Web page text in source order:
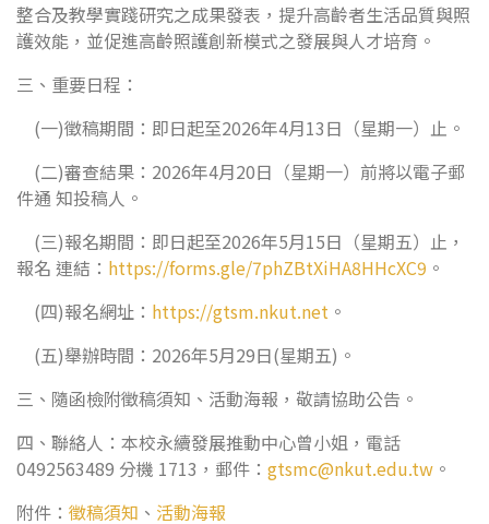
整合及教學實踐研究之成果發表，提升高齡者生活品質與照
護效能，並促進高齡照護創新模式之發展與人才培育。
三、重要日程：
(一)徵稿期間：即日起至2026年4月13日（星期一）止。
(二)審查結果：2026年4月20日（星期一）前將以電子郵
件通 知投稿人。
(三)報名期間：即日起至2026年5月15日（星期五）止，
報名 連結： https://forms.gle/7phZBtXiHA8HHcXC9 。
(四)報名網址： https://gtsm.nkut.net 。
(五)舉辦時間：2026年5月29日(星期五)。
三、隨函檢附徵稿須知、活動海報，敬請協助公告。
四、聯絡人：本校永續發展推動中心曾小姐，電話
0492563489 分機 1713，郵件： gtsmc@nkut.edu.tw 。
附件： 徵稿須知 、 活動海報